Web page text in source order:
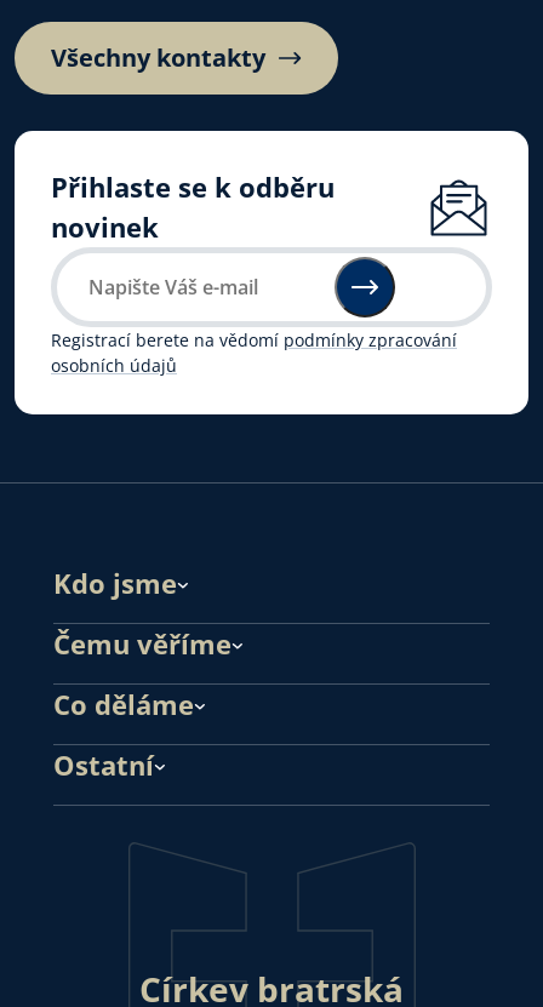
Všechny kontakty
Přihlaste se k odběru
novinek
Registrací berete na vědomí podmínky zpracování
osobních údajů
Kdo jsme
Čemu věříme
Co děláme
Ostatní
Církev bratrská